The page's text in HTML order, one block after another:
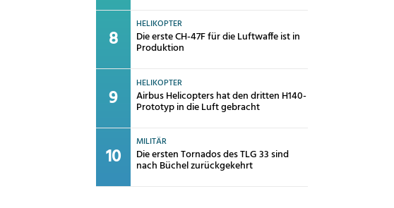
HELIKOPTER
Die erste CH-47F für die Luftwaffe ist in
Produktion
HELIKOPTER
Airbus Helicopters hat den dritten H140-
Prototyp in die Luft gebracht
MILITÄR
Die ersten Tornados des TLG 33 sind
nach Büchel zurückgekehrt